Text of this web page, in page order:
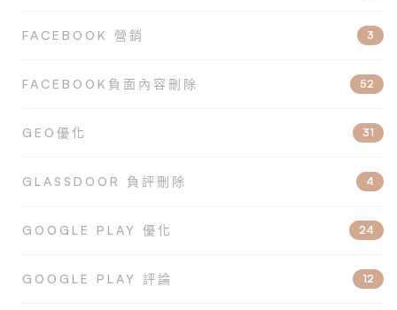
FACEBOOK 營銷 3
FACEBOOK負面內容刪除 52
GEO優化 31
GLASSDOOR 負評刪除 4
GOOGLE PLAY 優化 24
GOOGLE PLAY 評論 12